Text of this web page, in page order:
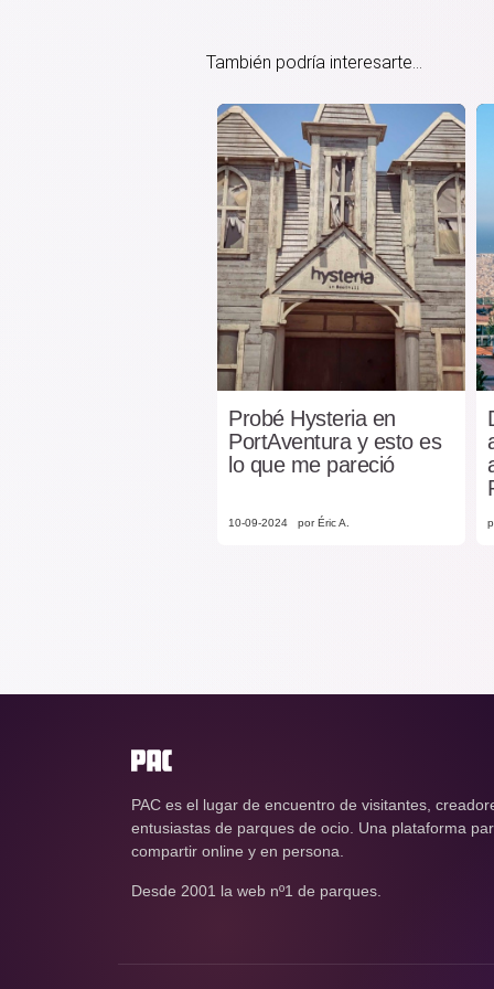
También podría interesarte...
Probé Hysteria en
PortAventura y esto es
lo que me pareció
10-09-2024 por Éric A.
PAC es el lugar de encuentro de visitantes,
entusiastas de parques de ocio. Una plataforma
compartir online y en persona.
Desde 2001 la web nº1 de parques.